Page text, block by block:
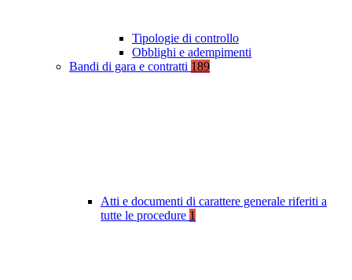
Tipologie di controllo
Obblighi e adempimenti
Bandi di gara e contratti 189
Atti e documenti di carattere generale riferiti a
tutte le procedure 1